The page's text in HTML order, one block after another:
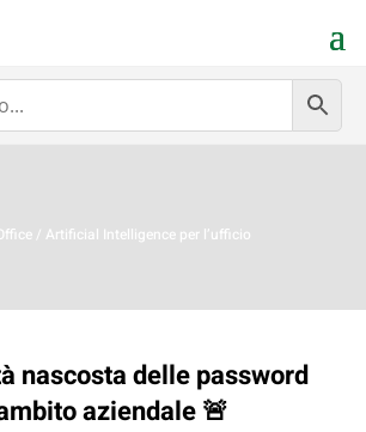
/ Artificial Intelligence per l’ufficio
nascosta delle password
aziendale 🚨